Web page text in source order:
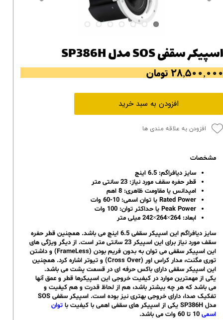
اسپیکر سقفی SOS مدل SP386H
۲۸,۵۰۰,۰۰۰ تومان
افزودن به سبد خرید
افزودن به علاقه مندی ها
مشخصات
سایز دیافراگم: 6.5 اینچ
قطر حفره سقف مورد نیاز: 23 سانتی متر
امپدانس یا مقاومت ظاهری: 8 اهم
Rated Power یا توان اسمی: 10-60 وات
Peak Power یا حداکثر توان: 100 وات
ابعاد: 264×264×242 میلی متر
سایز دیافراگم این اسپیکر سقفی 6.5 اینچ می باشد. همچنین قطر حفره
سقف مورد نیاز برای این اسپیکر 23 سانتی متر است. از دیگر ویژگی های
این اسپیکر سقفی می توان به بدون فریم بودن (FrameLess) و داشتن
توری مگنت، مدار کراس اور (Cross Over) و تیوتر اشاره کرد. همچنین
این اسپیکر سقفی دارای باکس حرفه ای در قسمت پشت می باشد.
یکی از مهمترین موارد در کیفیت خروجی این اسپیکرها قطر و عمق آنها
می باشد که هر چه بیشتر باشد، هم از لحاظ قدرت و هم کیفیت و
تفکیک صدا، دارای خروجی بهتری نیز بوده است. اسپیکر سقفی SOS
مدل SP386H یکی از اسپیکر های سقفی اهمی با کیفیت با
توان
اسمی 10 تا 60 وات می باشد.